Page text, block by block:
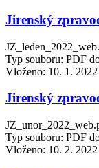
Jirenský
Typ souboru: PDF
Vloženo: 10. 1. 2022
Jirenský
Typ souboru: PDF
Vloženo: 10. 2. 2022